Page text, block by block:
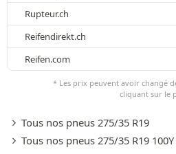
Rupteur.ch
Reifendirekt.ch
Reifen.com
* Les prix peuvent avoir changé
cliquant sur le
Tous nos pneus 275/35 R19
Tous nos pneus 275/35 R19 100Y